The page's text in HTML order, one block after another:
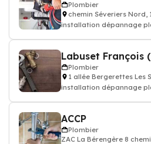
Plombier
chemin Séveriers Nord,
installation dépannage
Labuset François
Plombier
1 allée Bergerettes Les
installation dépannage
ACCP
Plombier
ZAC La Bérengère 8